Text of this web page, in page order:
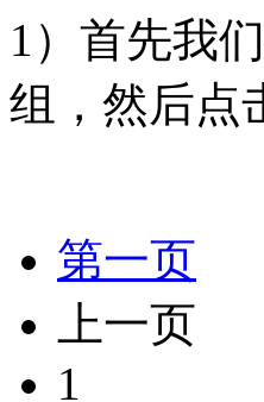
1）首先我
组，然后点
第一页
上一页
1